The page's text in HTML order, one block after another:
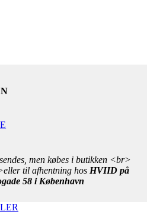
men købes i butikken <br>
til afhentning hos HVIID på
58 i København